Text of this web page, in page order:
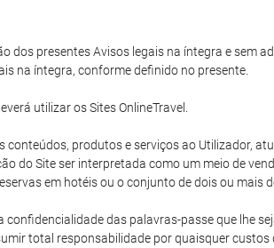
dos presentes Avisos legais na íntegra e sem
na íntegra, conforme definido no presente.
utilizar os Sites OnlineTravel.
produtos e serviços ao Utilizador,
do Site ser interpretada como um meio de
em hotéis ou o conjunto de dois ou mais
das palavras-passe que lhe
total responsabilidade por quaisquer